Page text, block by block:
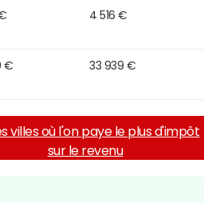
4 516 €
€ 33 939 €
villes où l'on paye le plus d'impôt
sur le revenu